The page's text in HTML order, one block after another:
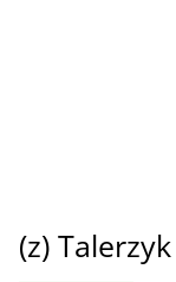
(z)